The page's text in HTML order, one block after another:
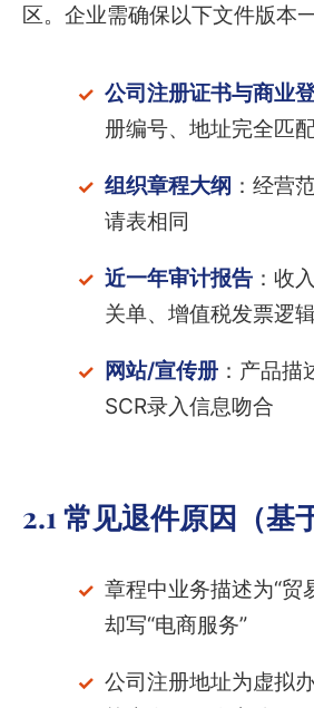
区。企业需确保以下文件版本
公司注册证书与商业
册编号、地址完全匹
组织章程大纲 ：经营
请表相同
近一年审计报告：收
关单、增值税发票逻
网站/宣传册：产品描
SCR录入信息吻合
2.1 常见退件原因（基
章程中业务描述为“贸
却写“电商服务”
公司注册地址为虚拟